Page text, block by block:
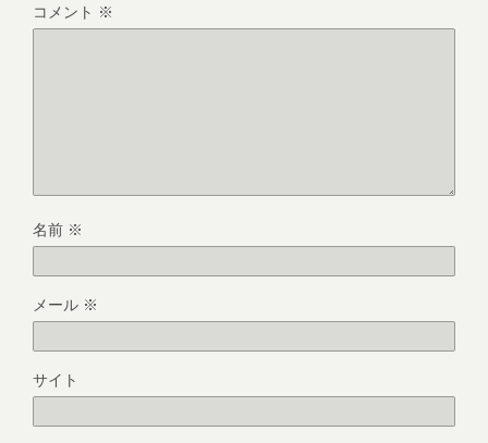
コメント ※
名前 ※
メール ※
サイト